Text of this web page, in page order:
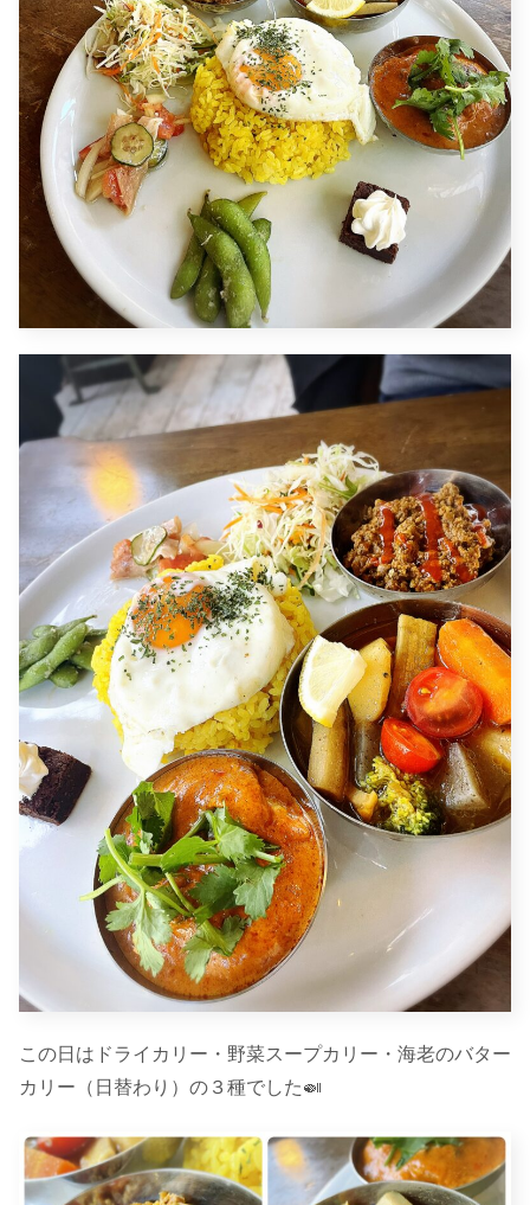
この日はドライカリー・野菜スープカリー・海老のバター
カリー（日替わり）の３種でした🍛